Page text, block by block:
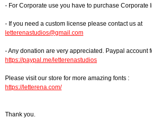
- For Corporate use you have to purchase Corporate
- If you need a custom license please contact us at
letterenastudios@gmail.com
- Any donation are very appreciated. Paypal account
https://paypal.me/letterenastudios
Please visit our store for more amazing fonts :
https://letterena.com/
Thank you.